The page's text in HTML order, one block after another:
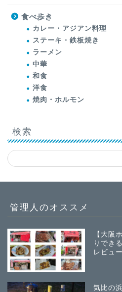
食べ歩き
カレー・アジアン料理
ステーキ・鉄板焼き
ラーメン
中華
和食
洋食
焼肉・ホルモン
検索
管理人のオススメ
【大阪
りでき
レビュ
気比の